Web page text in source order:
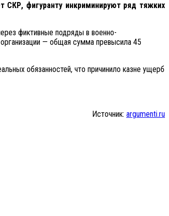
фигуранту инкриминируют ряд тяжких
фиктивные подряды в военно-
— общая сумма превысила 45
обязанностей, что причинило казне ущерб
Источник: argumenti.ru